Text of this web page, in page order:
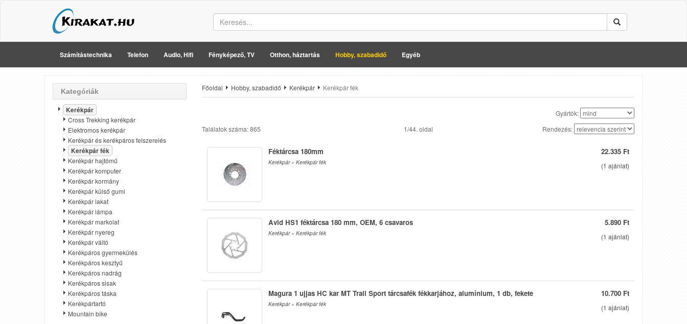
Számítástechnika Telefon Audio, Hifi Fényképező, TV Otthon, háztartás Hobby, szabadidő Egyéb
Kategóriák
Kerékpár
Cross Trekking kerékpár
Elektromos kerékpár
Kerékpár és kerékpáros felszerelés
Kerékpár fék
Kerékpár hajtómű
Kerékpár komputer
Kerékpár kormány
Kerékpár külső gumi
Kerékpár lakat
Kerékpár lámpa
Kerékpár markolat
Kerékpár nyereg
Kerékpár váltó
Kerékpáros gyermekülés
Kerékpáros kesztyű
Kerékpáros nadrág
Kerékpáros sisak
Kerékpáros táska
Kerékpártartó
Mountain bike
Főoldal Hobby, szabadidő Kerékpár Kerékpár fék
Gyártók:
Találatok száma: 865
1/44. oldal Rendezés:
22.335 Ft
(1 ajánlat)
Féktárcsa 180mm
Kerékpár » Kerékpár fék
5.890 Ft
(1 ajánlat)
Avid HS1 féktárcsa 180 mm, OEM, 6 csavaros
Kerékpár » Kerékpár fék
10.700 Ft
(1 ajánlat)
Magura 1 ujjas HC kar MT Trail Sport tárcsafék fékkarjához, alumínium, 1 db, fekete
Kerékpár » Kerékpár fék